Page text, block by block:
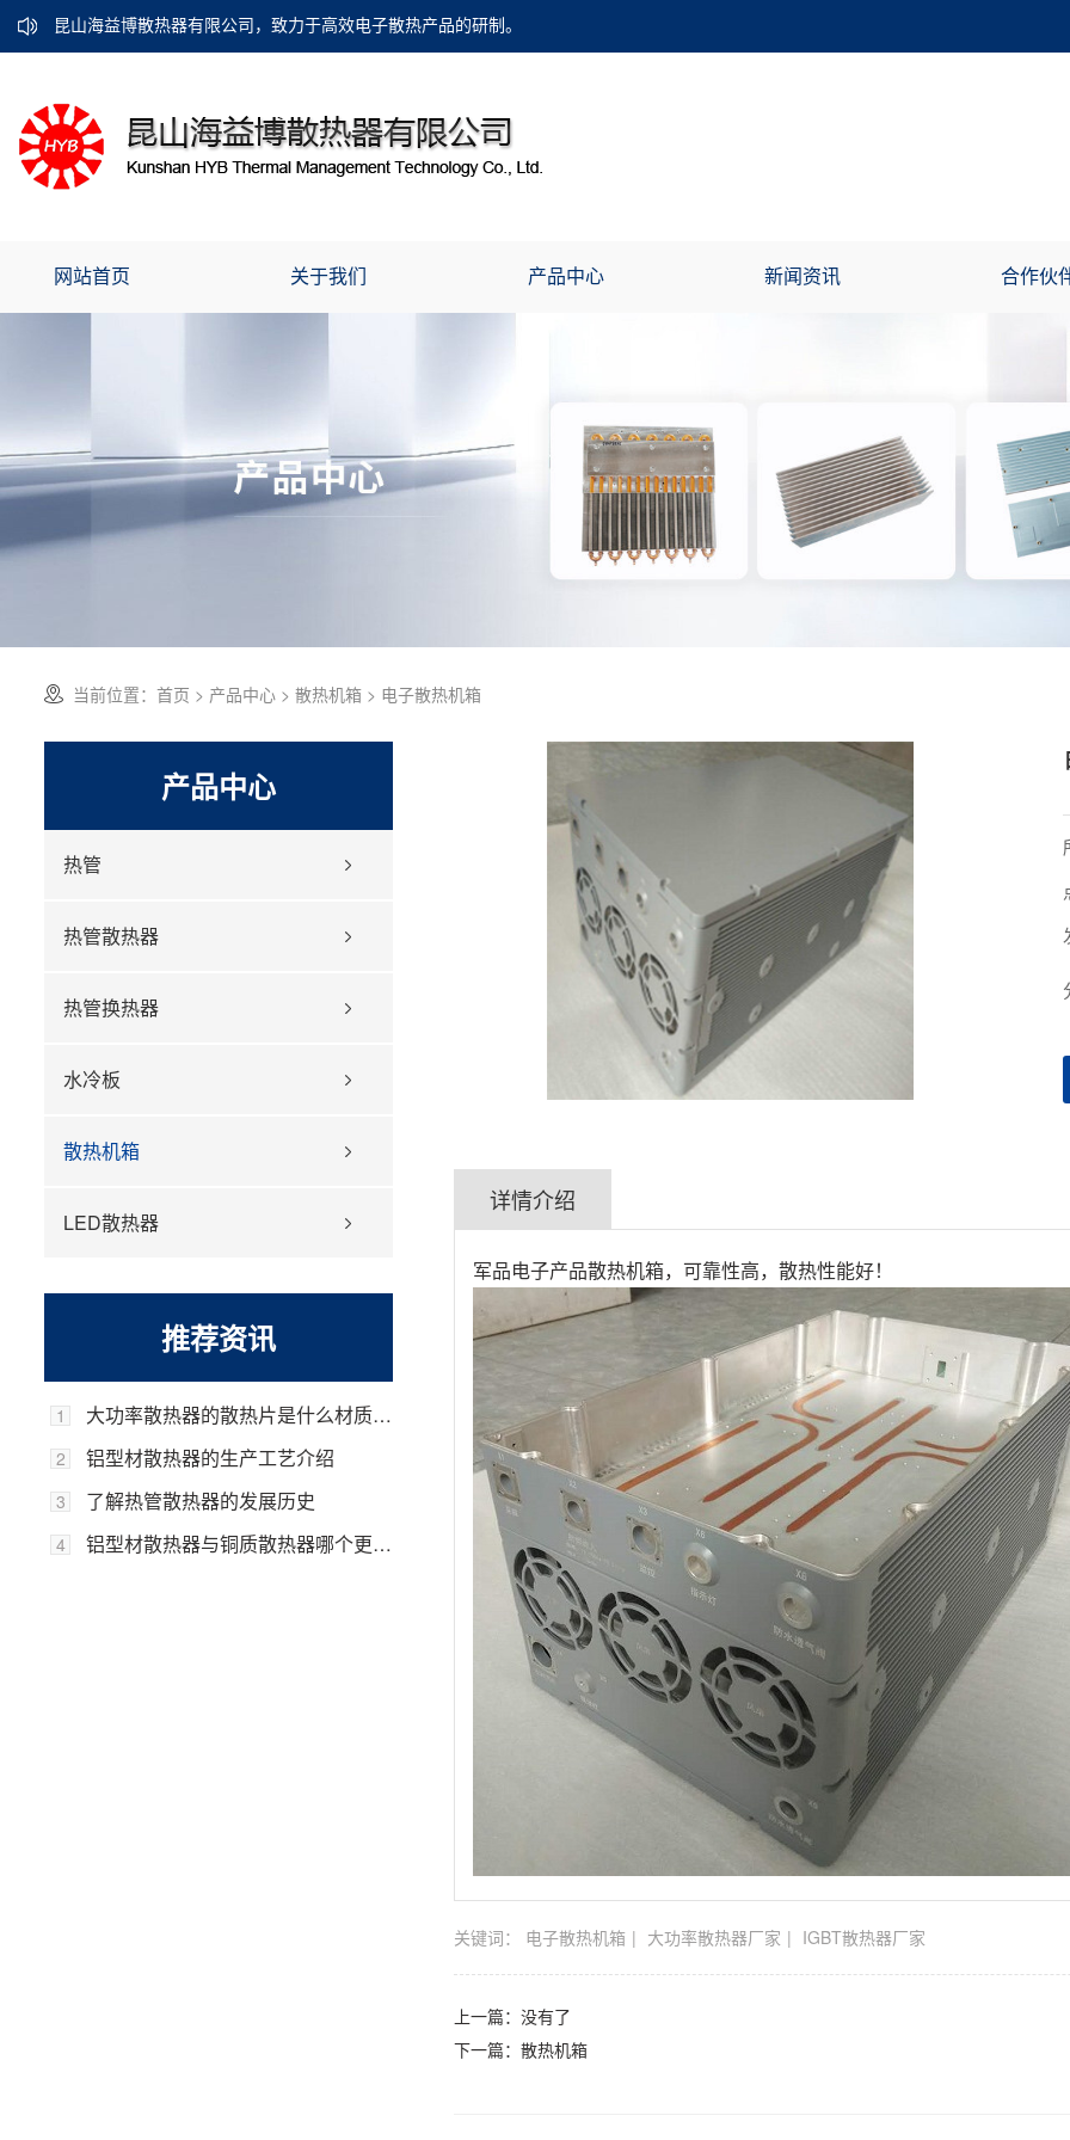
昆山海益博散热器有限公司，致力于高效电子散热产品的研制。
网站首页 关于我们 产品中心 新闻资讯 合作伙
当前位置： 首页 > 产品中心 > 散热机箱 > 电子散热机箱
产品中心
热管
热管散热器
热管换热器
水冷板
散热机箱
LED散热器
推荐资讯
1 大功率散热器的散热片是什么材质的，它的优势是什么？
2 铝型材散热器的生产工艺介绍
3 了解热管散热器的发展历史
4 铝型材散热器与铜质散热器哪个更好？
详情介绍
军品电子产品散热机箱，可靠性高，散热性能好！
关键词： 电子散热机箱 大功率散热器厂家 IGBT散热器厂家
上一篇：没有了
下一篇： 散热机箱